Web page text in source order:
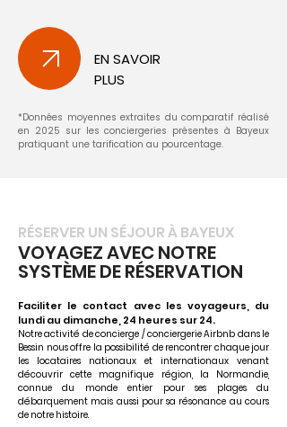
EN SAVOIR
PLUS
*Données moyennes extraites du comparatif réalisé
en 2025 sur les conciergeries présentes à Bayeux
pratiquant une tarification au pourcentage.
RÉSERVER UN SÉJOUR À BAYEUX
VOYAGEZ AVEC NOTRE
SYSTÈME DE RÉSERVATION
Faciliter le contact avec les voyageurs, du
lundi au dimanche, 24 heures sur 24.
Notre activité de concierge / conciergerie Airbnb dans le
Bessin nous offre la possibilité de rencontrer chaque jour
les locataires nationaux et internationaux venant
découvrir cette magnifique région, la Normandie,
connue du monde entier pour ses plages du
débarquement mais aussi pour sa résonance au cours
de notre histoire.